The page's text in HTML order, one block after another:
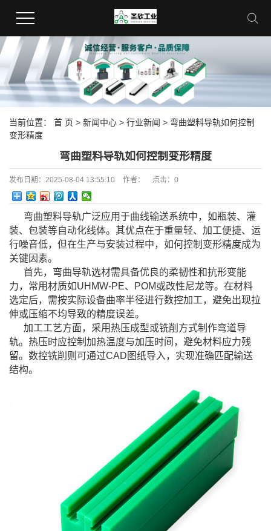
当前位置： 首 页 > 新闻中心 > 行业新闻 > 弯曲塑料导轨如何控制
变形精度
弯曲塑料导轨如何控制变形精度
发布日期： 2025-08-04 13:55:10 作者： 点击： 0
弯曲塑料导轨广泛应用于曲线输送系统中，如瓶装、灌
装、包装等自动化线体。其优点在于重量轻、加工便捷、运
行噪音低，但在生产与安装过程中，如何控制变形精度成为
关键因素。
首先，弯曲导轨选材需具备优良的柔韧性和抗形变能
力，常用材质如UHMW-PE、POM或改性尼龙等。在材料
选定后，需按实际设备曲率半径进行数控加工，避免出现拉
伸或压缩不均导致的精度误差。
加工工艺方面，采用热压成型或铣削方式制作弯道导
轨。热压时应控制加热温度与加压时间，避免材料应力残
留。数控铣削则可通过CAD图纸导入，实现准确匹配输送
结构。